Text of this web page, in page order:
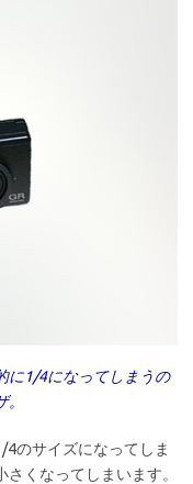
に1/4になってしまうの
のサイズになってしま
くなってしまいます。